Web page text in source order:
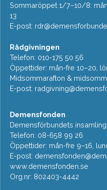
Sommaröppet 1/7–10/8:
13
E-post:
Rådgivningen
Telefon: 010-175 50 56
Öppettider: mån-fre 10–20,
Midsommarafton &
E-post:
Demensfonden
Demensförbundets
Telefon: 08-658 99 26
Öppettider: mån-fre 9–16,
E-post:
www.demensfonden.se
Org.nr: 802403-4442